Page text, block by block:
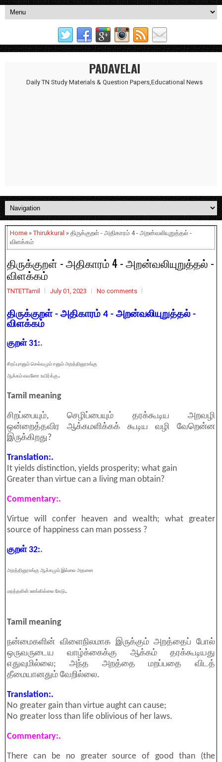
PADAVELAI
Daily TN Study Materials & Question Papers,Educational News
Home »Thirukkural » திருக்குறள் - அதிகாரம் 4 - அறன்வலியுறுத்தல் -
விளக்கம்
திருக்குறள் - அதிகாரம் 4 - அறன்வலியுறுத்தல் -
விளக்கம்
TNTETTamil July 01, 2023 No comments
திருக்குறள் - அதிகாரம் 4 - அறன்வலியுறுத்தல் -
விளக்கம்
குறள் 31:.
சிறப்புஈனும் செல்வமும் ஈனும் அறத்தினூஉங்கு
ஆக்கம் எவனோ உயிர்க்கு.
Tamil meaning
சிறப்பையும், செழிப்பையும் தரக்கூடிய அறவழி
ஒன்றைத்தவிர ஆக்கமளிக்கக் கூடிய வழி வேறென்ன
இருக்கிறது?
Translation:.
It yields distinction, yields prosperity; what gain
Greater than virtue can a living man obtain?
Commentary:.
Virtue will confer heaven and wealth; what greater
source of happiness can man possess ?
குறள் 32:.
அறத்தினூஉங்கு ஆக்கமும் இல்லை அதனை
மறத்தலின் ஊங்கில்லை கேடு.
Tamil meaning
நன்மைகளின் விளைநிலமாக இருக்கும் அறத்தைப் போல்
ஒருவருடைய வாழ்க்கைக்கு ஆக்கம் தரக்கூடியது
எதுவுமில்லை; அந்த அறத்தை மறப்பதை விடத்
தீமையானதும் வேறில்லை.
Translation:.
No greater gain than virtue aught can cause;
No greater loss than life oblivious of her laws.
Commentary:.
There can be no greater source of good than (the